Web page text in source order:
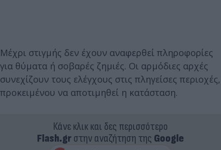
Μέχρι στιγμής δεν έχουν αναφερθεί πληροφορίες
για θύματα ή σοβαρές ζημιές. Οι αρμόδιες αρχές
συνεχίζουν τους ελέγχους στις πληγείσες περιοχές,
προκειμένου να αποτιμηθεί η κατάσταση.
Κάνε κλικ και δες περισσότερο
Flash.grστην αναζήτηση της Google